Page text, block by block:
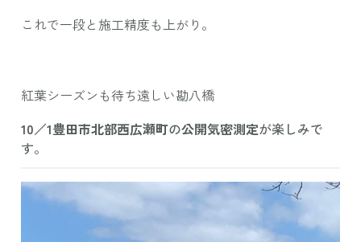
これで一段と施工精度も上がり。
紅葉シーズンも待ち遠しい勘八橋
10／1豊田市北部西広瀬町の公開気密測定が楽しみで
す。